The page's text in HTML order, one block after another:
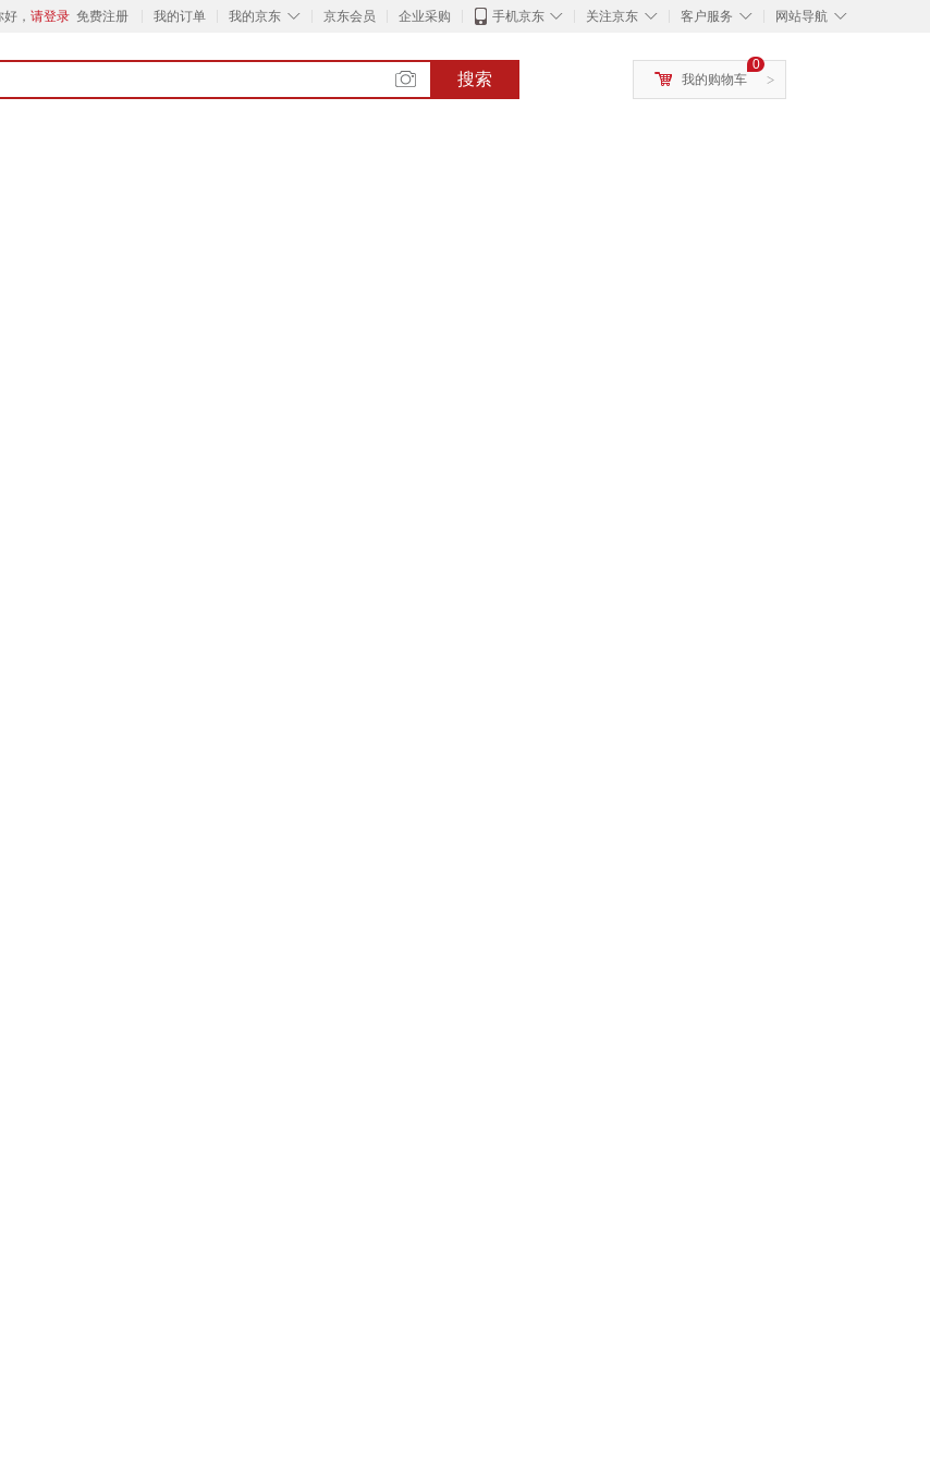
好， 请登录 免费注册 我的订单 ◇
我的京东 京东会员 企业采购 ◇
手机京东 ◇
关注京东 ◇
客户服务 ◇
网站导航
搜索 >
0
我的购物车